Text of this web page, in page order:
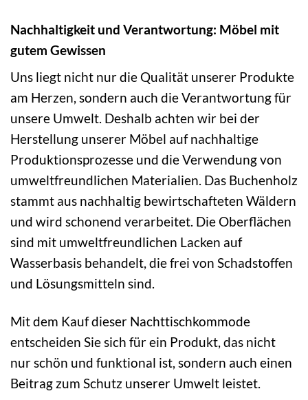
Nachhaltigkeit und Verantwortung: Möbel mit
gutem Gewissen
Uns liegt nicht nur die Qualität unserer Produkte
am Herzen, sondern auch die Verantwortung für
unsere Umwelt. Deshalb achten wir bei der
Herstellung unserer Möbel auf nachhaltige
Produktionsprozesse und die Verwendung von
umweltfreundlichen Materialien. Das Buchenholz
stammt aus nachhaltig bewirtschafteten Wäldern
und wird schonend verarbeitet. Die Oberflächen
sind mit umweltfreundlichen Lacken auf
Wasserbasis behandelt, die frei von Schadstoffen
und Lösungsmitteln sind.
Mit dem Kauf dieser Nachttischkommode
entscheiden Sie sich für ein Produkt, das nicht
nur schön und funktional ist, sondern auch einen
Beitrag zum Schutz unserer Umwelt leistet.